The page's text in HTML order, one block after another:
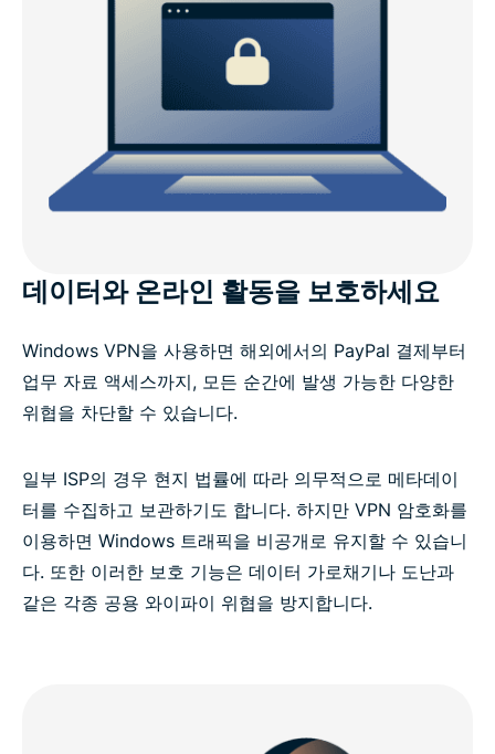
ExpressVPN vs 무료 VPN
왜 Windows 기기에서 VPN을 사용해야 하나요?
Windows용 ExpressVPN의 고급 기능
위험 부담 없이 ExpressVPN을 사용해 보세요
데이터와 온라인 활동을 보호하세요
Windows VPN을 사용하면 해외에서의 PayPal 결제부터
업무 자료 액세스까지, 모든 순간에 발생 가능한 다양한
위협을 차단할 수 있습니다.
일부 ISP의 경우 현지 법률에 따라 의무적으로 메타데이
터를 수집하고 보관하기도 합니다. 하지만 VPN 암호화를
이용하면 Windows 트래픽을 비공개로 유지할 수 있습니
다. 또한 이러한 보호 기능은 데이터 가로채기나 도난과
같은 각종 공용 와이파이 위협을 방지합니다.